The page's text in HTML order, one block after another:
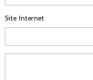
Site Internet